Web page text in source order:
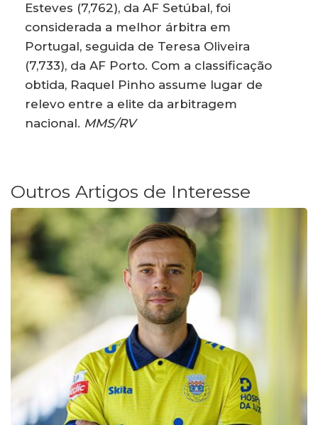
Esteves (7,762), da AF Setúbal, foi
considerada a melhor árbitra em
Portugal, seguida de Teresa Oliveira
(7,733), da AF Porto. Com a classificação
obtida, Raquel Pinho assume lugar de
relevo entre a elite da arbitragem
nacional. MMS/RV
Outros Artigos de Interesse